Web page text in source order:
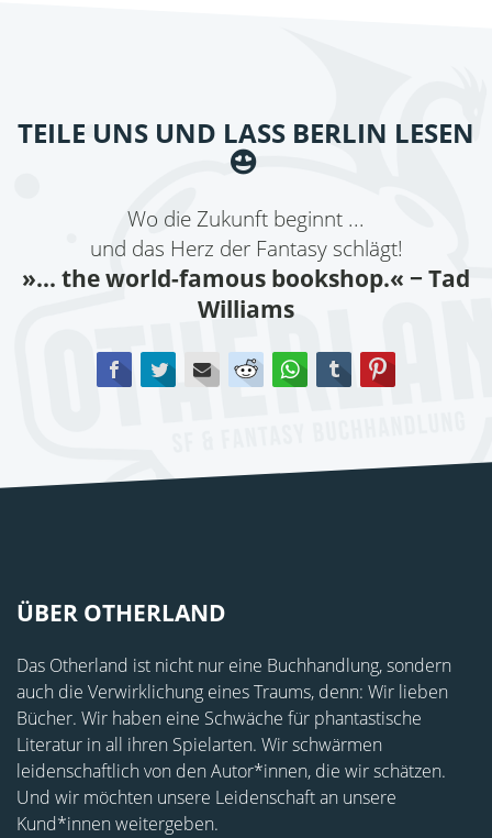
TEILE UNS UND LASS BERLIN LESEN
Wo die Zukunft beginnt ...
und das Herz der Fantasy schlägt!
»... the world-famous bookshop.« − Tad
Williams
FacebookTwitterE-mail Reddit WhatsApp
tumblr
ÜBER OTHERLAND
Das Otherland ist nicht nur eine Buchhandlung, sondern
auch die Verwirklichung eines Traums, denn: Wir lieben
Bücher. Wir haben eine Schwäche für phantastische
Literatur in all ihren Spielarten. Wir schwärmen
leidenschaftlich von den Autor*innen, die wir schätzen.
Und wir möchten unsere Leidenschaft an unsere
Kund*innen weitergeben.